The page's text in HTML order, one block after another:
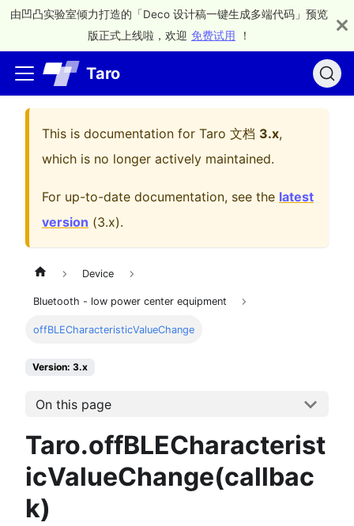
由凹凸实验室倾力打造的「Deco 设计稿一键生成多端代码」预览
版正式上线啦，欢迎 免费试用 ！
Taro
This is documentation for Taro 文档 3.x,
which is no longer actively maintained.
For up-to-date documentation, see the latest
version (3.x).
Device
Bluetooth - low power center equipment
offBLECharacteristicValueChange
Version: 3.x
On this page
Taro.offBLECharacterist
icValueChange(callbac
k)